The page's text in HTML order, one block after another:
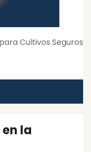
Cultivos Seguros
la